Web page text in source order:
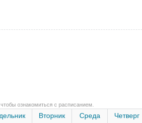
ознакомиться с расписанием.
Вторник Среда Четверг